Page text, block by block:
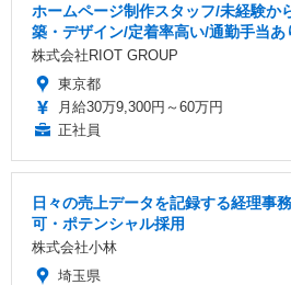
ホームページ制作スタッフ/未経験か
築・デザイン/定着率高い/通勤手当あ
株式会社RIOT GROUP
東京都
月給30万9,300円～60万円
正社員
日々の売上データを記録する経理事
可・ポテンシャル採用
株式会社小林
埼玉県